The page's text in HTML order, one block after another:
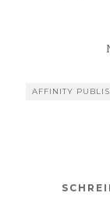
AFFINITY